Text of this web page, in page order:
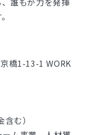
橋1-13-1 WORK
む）